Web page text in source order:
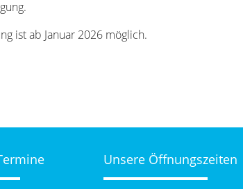
ist ab Januar 2026 möglich.
Unsere Öffnungszeiten